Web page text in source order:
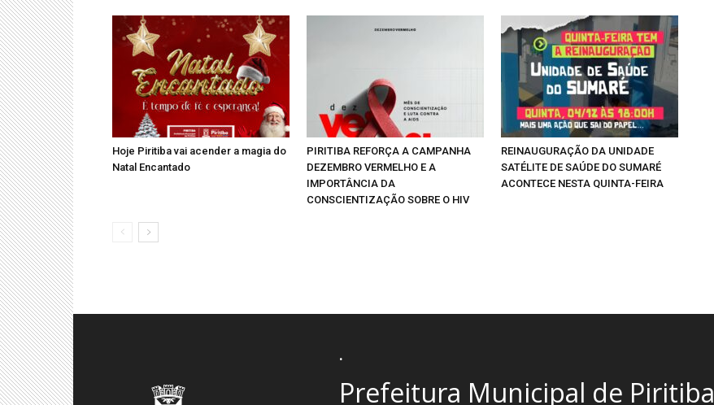
Hoje Piritiba vai acender a magia do
Natal Encantado
PIRITIBA REFORÇA A CAMPANHA
DEZEMBRO VERMELHO E A
IMPORTÂNCIA DA
CONSCIENTIZAÇÃO SOBRE O HIV
REINAUGURAÇÃO DA UNIDADE
SATÉLITE DE SAÚDE DO SUMARÉ
ACONTECE NESTA QUINTA-FEIRA
.
Prefeitura Municipal de Piritiba